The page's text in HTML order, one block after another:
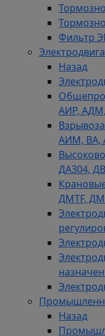
Фильтр
Назад
АИР, АДМ,
АИМ, ВА,
ДАЗ04,
ДMTF,
Назад